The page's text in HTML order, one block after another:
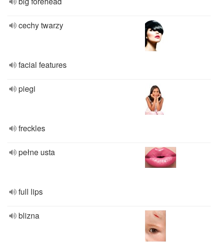
cechy twarzy
facial features
piegi
freckles
pełne usta
full lips
blizna